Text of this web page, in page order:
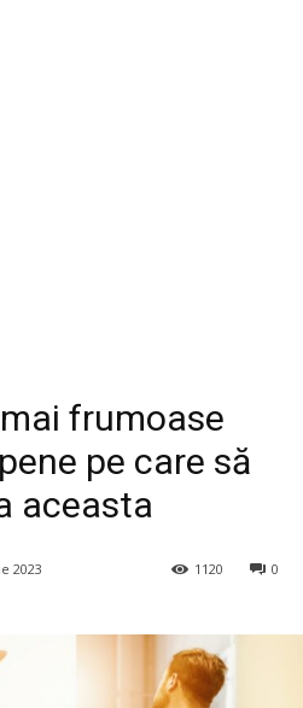
frumoase
pe care să
aceasta
2023 0
1120